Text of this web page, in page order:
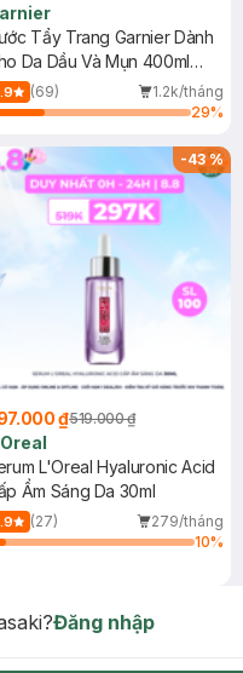
Tẩy Trang Garnier Dành
Da Dầu Và Mụn 400ml
(69)
1.2k/tháng
29%
-43%
₫519.000 ₫
L'Oreal Hyaluronic Acid
Ẩm Sáng Da 30ml
(27)
279/tháng
10%
Đăng nhập